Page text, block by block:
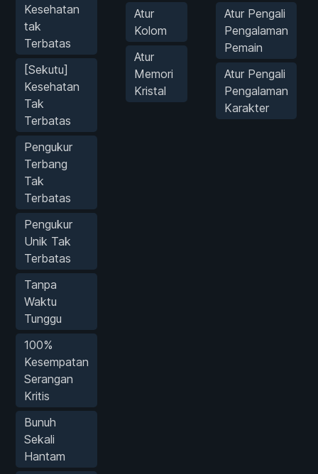
Kesehatan
tak
Terbatas
[Sekutu]
Kesehatan
Tak
Terbatas
Pengukur
Terbang
Tak
Terbatas
Pengukur
Unik Tak
Terbatas
Tanpa
Waktu
Tunggu
100%
Kesempatan
Serangan
Kritis
Bunuh
Sekali
Hantam
Atur
Kolom
Atur
Memori
Kristal
Atur Pengali
Pengalaman
Pemain
Atur Pengali
Pengalaman
Karakter